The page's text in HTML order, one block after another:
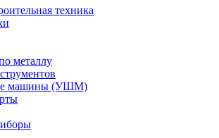
техника
металлу
машины (УШМ)